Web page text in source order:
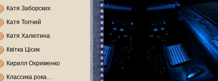
Катя Заборских
Катя Топчий
Катя Халютина
Квітка Цісик
Кирилл Охрименко
Классика рока…